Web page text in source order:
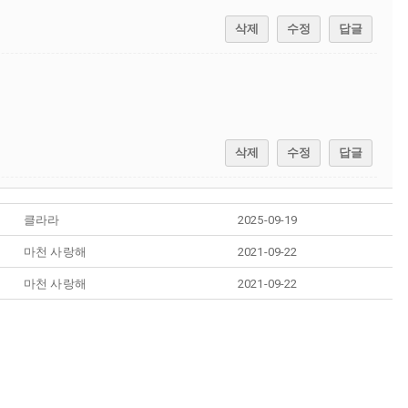
삭제 수정 답글
삭제 수정 답글
클라라 2025-09-19
마천 사랑해 2021-09-22
마천 사랑해 2021-09-22